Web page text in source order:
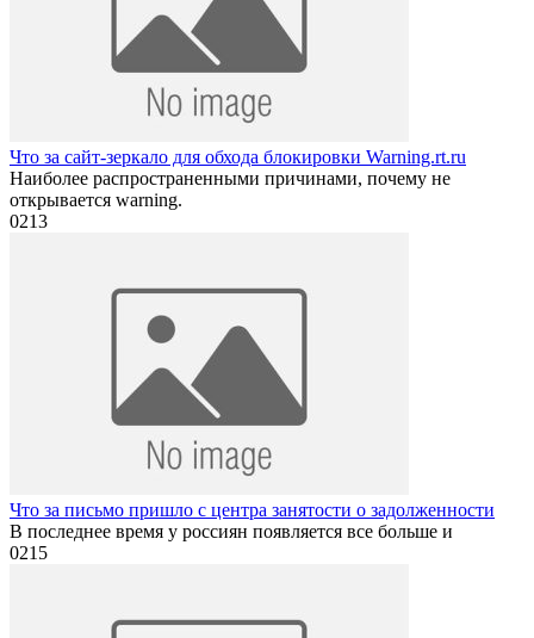
Что за сайт-зеркало для обхода блокировки Warning.rt.ru
Наиболее распространенными причинами, почему не
открывается warning.
0213
Что за письмо пришло с центра занятости о задолженности
В последнее время у россиян появляется все больше и
0215